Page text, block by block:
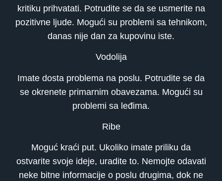
kritiku prihvatati. Potrudite se da se usmerite na
pozitivne ljude. Mogući su problemi sa tehnikom,
danas nije dan za kupovinu iste.
Vodolija
Imate dosta problema na poslu. Potrudite se da
se okrenete primarnim obavezama. Mogući su
problemi sa leđima.
Ribe
Moguć kraći put. Ukoliko imate priliku da
ostvarite svoje ideje, uradite to. Nemojte odavati
neke bitne informacije o poslu drugima, dok ne